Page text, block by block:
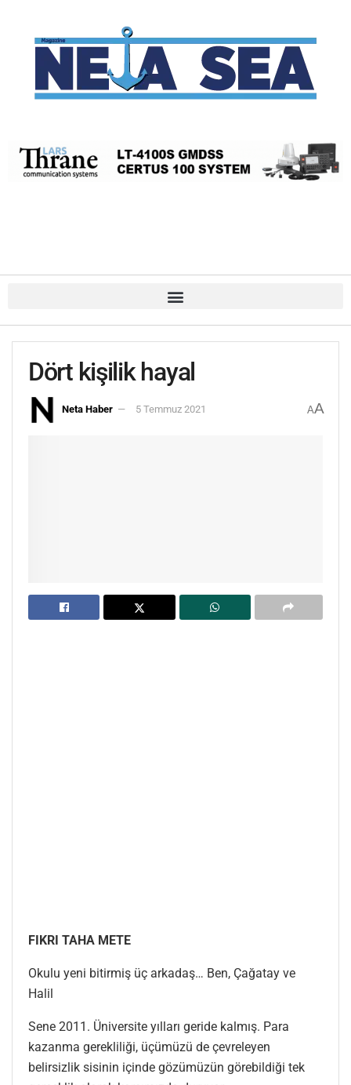
Dört kişilik hayal
Neta Haber 5 Temmuz 2021 AA
FIKRI TAHA METE
Okulu yeni bitirmiş üç arkadaş… Ben, Çağatay ve
Halil
Sene 2011. Üniversite yılları geride kalmış. Para
kazanma gerekliliği, üçümüzü de çevreleyen
belirsizlik sisinin içinde gözümüzün görebildiği tek